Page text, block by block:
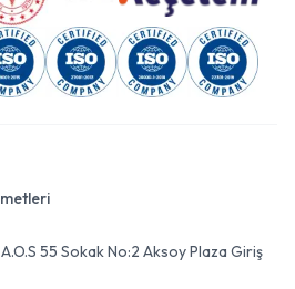
55 Sokak No:2 Aksoy Plaza Giriş